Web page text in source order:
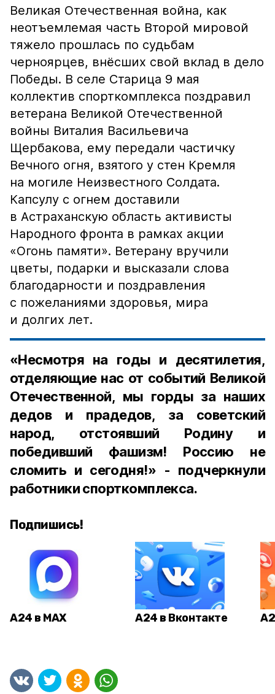
Великая Отечественная война, как
неотъемлемая часть Второй мировой
тяжело прошлась по судьбам
черноярцев, внёсших свой вклад в дело
Победы. В селе Старица 9 мая
коллектив спорткомплекса поздравил
ветерана Великой Отечественной
войны Виталия Васильевича
Щербакова, ему передали частичку
Вечного огня, взятого у стен Кремля
на могиле Неизвестного Солдата.
Капсулу с огнем доставили
в Астраханскую область активисты
Народного фронта в рамках акции
«Огонь памяти». Ветерану вручили
цветы, подарки и высказали слова
благодарности и поздравления
с пожеланиями здоровья, мира
и долгих лет.
«Несмотря на годы и десятилетия,
отделяющие нас от событий Великой
Отечественной, мы горды за наших
дедов и прадедов, за советский
народ, отстоявший Родину и
победивший фашизм! Россию не
сломить и сегодня!» - подчеркнули
работники спорткомплекса.
Подпишись!
А24 в MAX А24 в Вконтакте